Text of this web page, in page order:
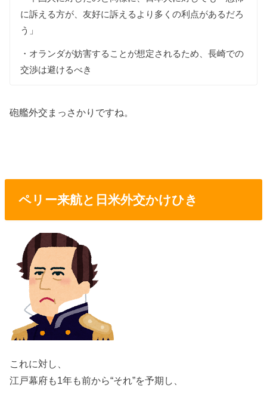
に訴える方が、友好に訴えるより多くの利点があるだろ
う」
・オランダが妨害することが想定されるため、長崎での
交渉は避けるべき
砲艦外交まっさかりですね。
ペリー来航と日米外交かけひき
これに対し、
江戸幕府も1年も前から“それ”を予期し、